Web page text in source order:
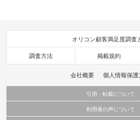
オリコン顧客満足度調査
調査方法 掲載規約
会社概要 個人情報保護
引用・転載について
当サイトで公開されている情報（文字、写真、イラスト
利用者の声について